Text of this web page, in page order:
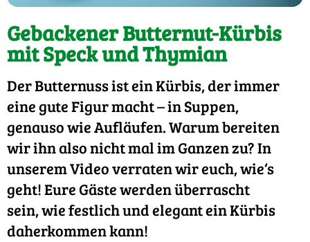
Gebackener Butternut-Kürbis
mit Speck und Thymian
Der Butternuss ist ein Kürbis, der immer
eine gute Figur macht – in Suppen,
genauso wie Aufläufen. Warum bereiten
wir ihn also nicht mal im Ganzen zu? In
unserem Video verraten wir euch, wie‘s
geht! Eure Gäste werden überrascht
sein, wie festlich und elegant ein Kürbis
daherkommen kann!